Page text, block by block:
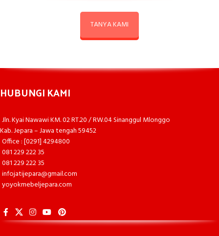
TANYA KAMI
HUBUNGI KAMI
Jln. Kyai Nawawi KM. 02 RT.20 / RW.04 Sinanggul Mlonggo
Kab. Jepara – Jawa tengah 59452
Office : [0291] 4294800
081 229 222 35
081 229 222 35
infojatijepara@gmail.com
yoyokmebeljepara.com